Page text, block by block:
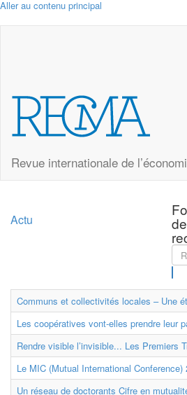
Aller au contenu principal
Revue internationale de
de
Actu
Communs et collectivités locales – Une
Les coopératives vont-elles prendre leur
Rendre visible l’invisible... Les Premiers
Le MIC (Mutual International
Un réseau de doctorants Cifre en